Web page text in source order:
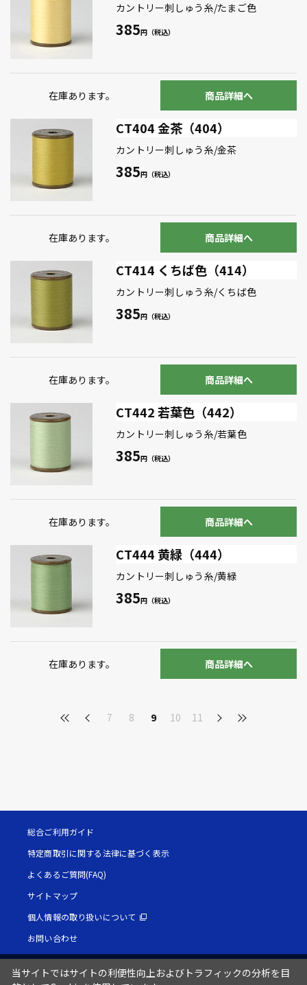
カントリー刺しゅう糸/たまご色
385
在庫あります。 商品詳細へ
CT404 金茶（404）
カントリー刺しゅう糸/金茶
385
在庫あります。 商品詳細へ
CT414 くちば色（414）
カントリー刺しゅう糸/くちば色
385
在庫あります。 商品詳細へ
CT442 若葉色（442）
カントリー刺しゅう糸/若葉色
385
在庫あります。 商品詳細へ
CT444 黄緑（444）
カントリー刺しゅう糸/黄緑
385
在庫あります。 商品詳細へ
7 8 9 10 11
総合ご利用ガイド
特定商取引に関する法律に基づく表示
よくあるご質問(FAQ)
サイトマップ
個人情報の取り扱いについて
お問い合わせ
当サイトではサイトの利便性向上およびトラフィックの分析を目